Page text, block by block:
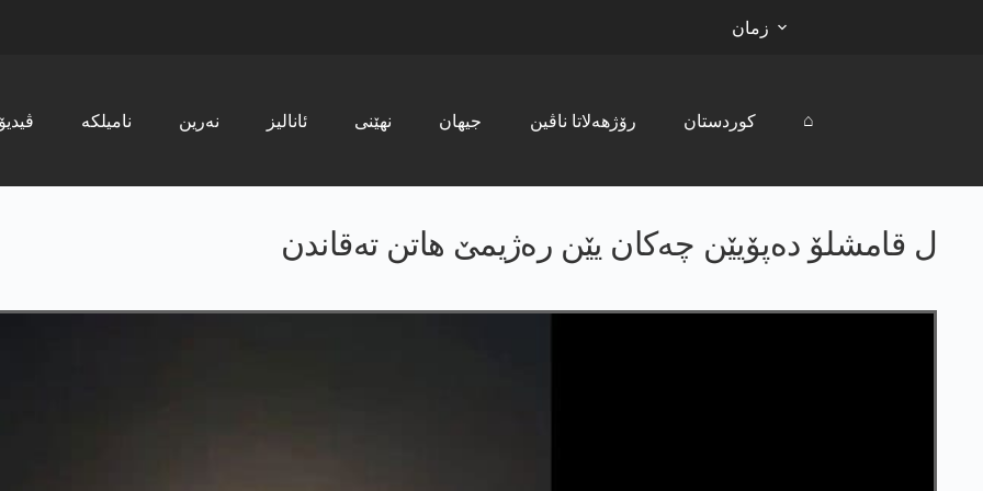
زمان
ڤیدیۆ نامیلکە نەرین ئانالیز نھێنی جیھان رۆژھەلاتا ناڤین کوردستان ⌂
ل قامشلۆ دەپۆیێن چەکان یێن ره‌ژیمێ هاتن تەقاندن